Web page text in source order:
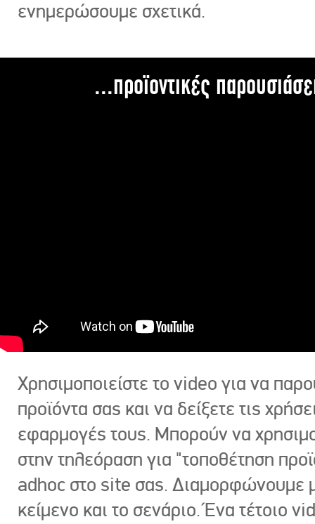
ενημερώσουμε σχετικά.
...προϊοντικές
Χρησιμοποιείστε το video για να
προϊόντα σας και να δείξετε τις
εφαρμογές τους. Μπορούν να
στην τηλεόραση για "τοποθέτηση
adhoc στο site σας. Διαμορφώνουμε
κείμενο και το σενάριο. Ένα τέτοιο